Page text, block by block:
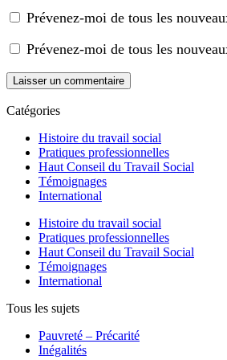
Prévenez-moi de tous les
Prévenez-moi de tous les
Catégories
Histoire du travail social
Pratiques professionnelles
Haut Conseil du Travail Social
Témoignages
International
Histoire du travail social
Pratiques professionnelles
Haut Conseil du Travail Social
Témoignages
International
Tous les sujets
Pauvreté – Précarité
Inégalités